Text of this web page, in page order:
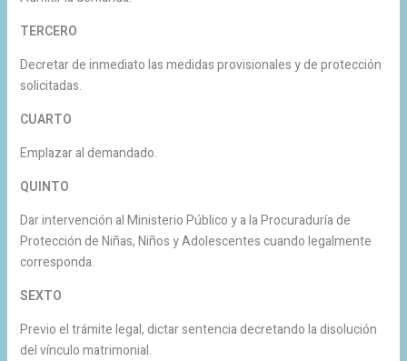
TERCERO
Decretar de inmediato las medidas provisionales y de protección
solicitadas.
CUARTO
Emplazar al demandado.
QUINTO
Dar intervención al Ministerio Público y a la Procuraduría de
Protección de Niñas, Niños y Adolescentes cuando legalmente
corresponda.
SEXTO
Previo el trámite legal, dictar sentencia decretando la disolución
del vínculo matrimonial.